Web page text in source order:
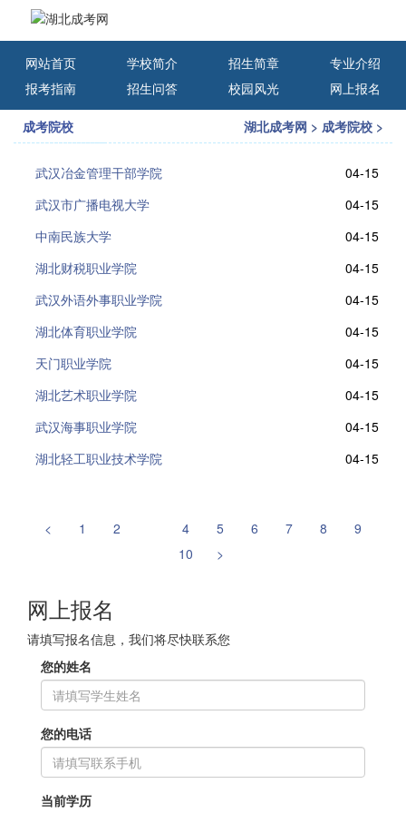
网站首页 学校简介 招生简章
专业介绍
报考指南
招生问答 校园风光 网上报名
成考院校 湖北成考网 > 成考院校 >
04-15
武汉冶金管理干部学院
04-15
武汉市广播电视大学
04-15
中南民族大学
04-15
湖北财税职业学院
04-15
武汉外语外事职业学院
04-15
湖北体育职业学院
04-15
天门职业学院
04-15
湖北艺术职业学院
04-15
武汉海事职业学院
04-15
湖北轻工职业技术学院
< 1 2 4 5 6 7 8
9
10
>
网上报名
请填写报名信息，我们将尽快联系您
您的姓名
您的电话
当前学历